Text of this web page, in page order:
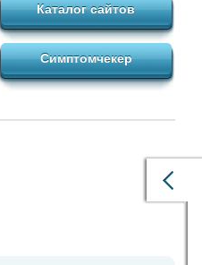
Каталог сайтов
Симптомчекер